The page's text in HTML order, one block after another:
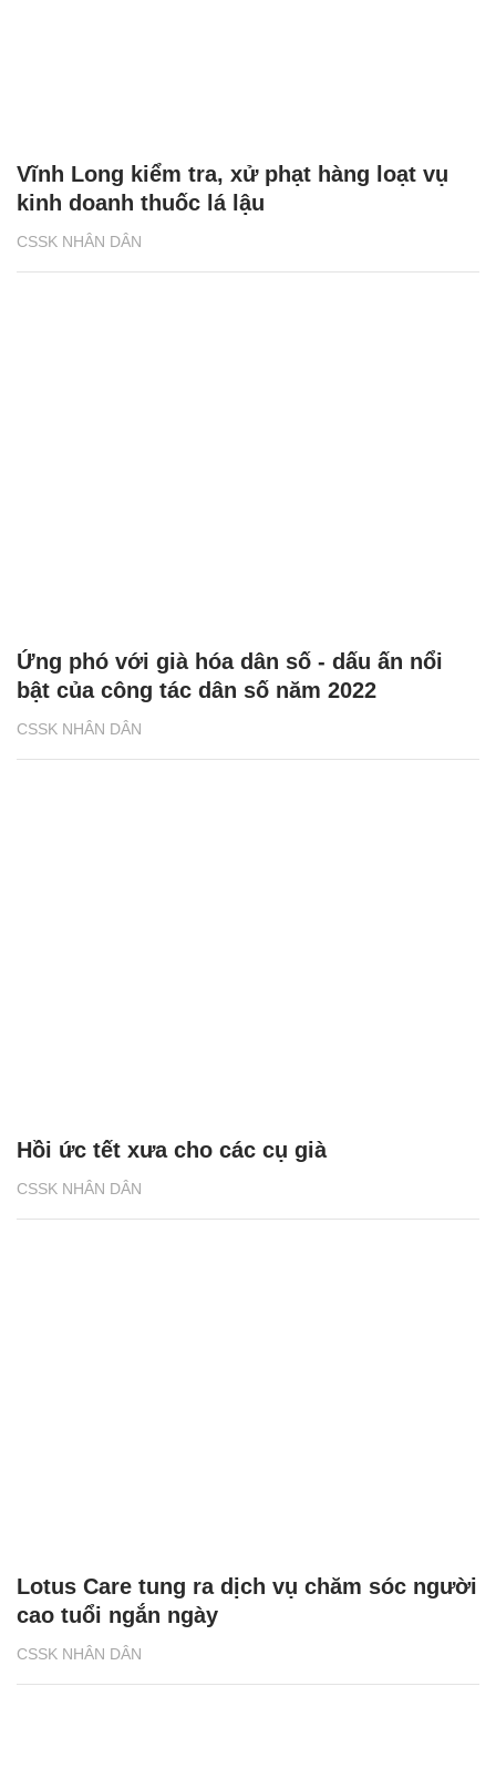
CSSK NHÂN DÂN
Vĩnh Long kiểm tra, xử phạt hàng loạt vụ
kinh doanh thuốc lá lậu
CSSK NHÂN DÂN
Ứng phó với già hóa dân số - dấu ấn nổi
bật của công tác dân số năm 2022
CSSK NHÂN DÂN
Hồi ức tết xưa cho các cụ già
CSSK NHÂN DÂN
Lotus Care tung ra dịch vụ chăm sóc người
cao tuổi ngắn ngày